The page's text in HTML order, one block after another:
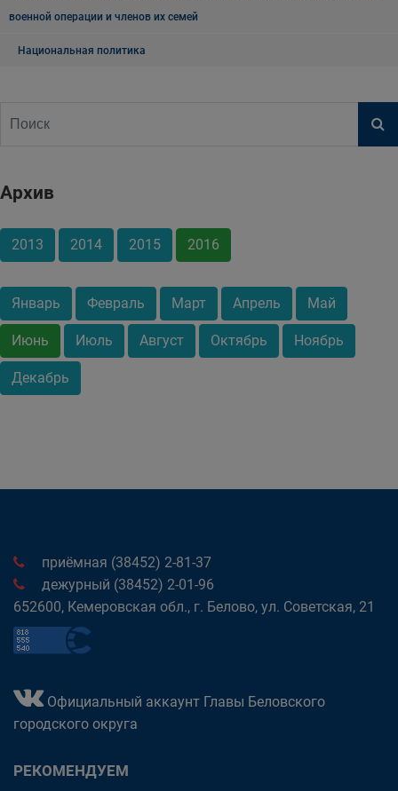
военной операции и членов их семей
Национальная политика
Архив
2013 2014 2015 2016
Январь Февраль Март Апрель Май
Июнь Июль Август Октябрь Ноябрь
Декабрь
приёмная (38452) 2-81-37
дежурный (38452) 2-01-96
652600, Кемеровская обл., г. Белово, ул. Советская, 21
Официальный аккаунт Главы Беловского
городского округа
РЕКОМЕНДУЕМ